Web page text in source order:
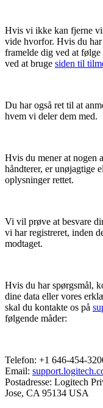
Hvis vi ikke kan fjerne
vide hvorfor. Hvis du
framelde dig ved at
ved at bruge siden til
Du har også ret til at
hvem vi deler dem med.
Hvis du mener at nogen
håndterer, er unøjagtige
oplysninger rettet.
Vi vil prøve at besvare
vi har registreret, inden
modtaget.
Hvis du har spørgsmål,
dine data eller vores
skal du kontakte os på
følgende måder:
Telefon: +1 646-454-
Email:
Postadresse: Logitech
Jose, CA 95134 USA